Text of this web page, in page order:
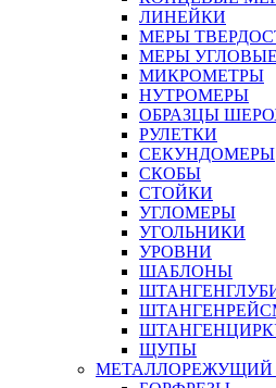
ЛИНЕЙКИ
МЕРЫ
МЕРЫ УГЛОВЫЕ
МИКРОМЕТРЫ
НУТРОМЕРЫ
ОБРАЗЦЫ
РУЛЕТКИ
СЕКУНДОМЕРЫ
СКОБЫ
СТОЙКИ
УГЛОМЕРЫ
УГОЛЬНИКИ
УРОВНИ
ШАБЛОНЫ
ЩУПЫ
МЕТАЛЛОРЕЖУЩИЙ